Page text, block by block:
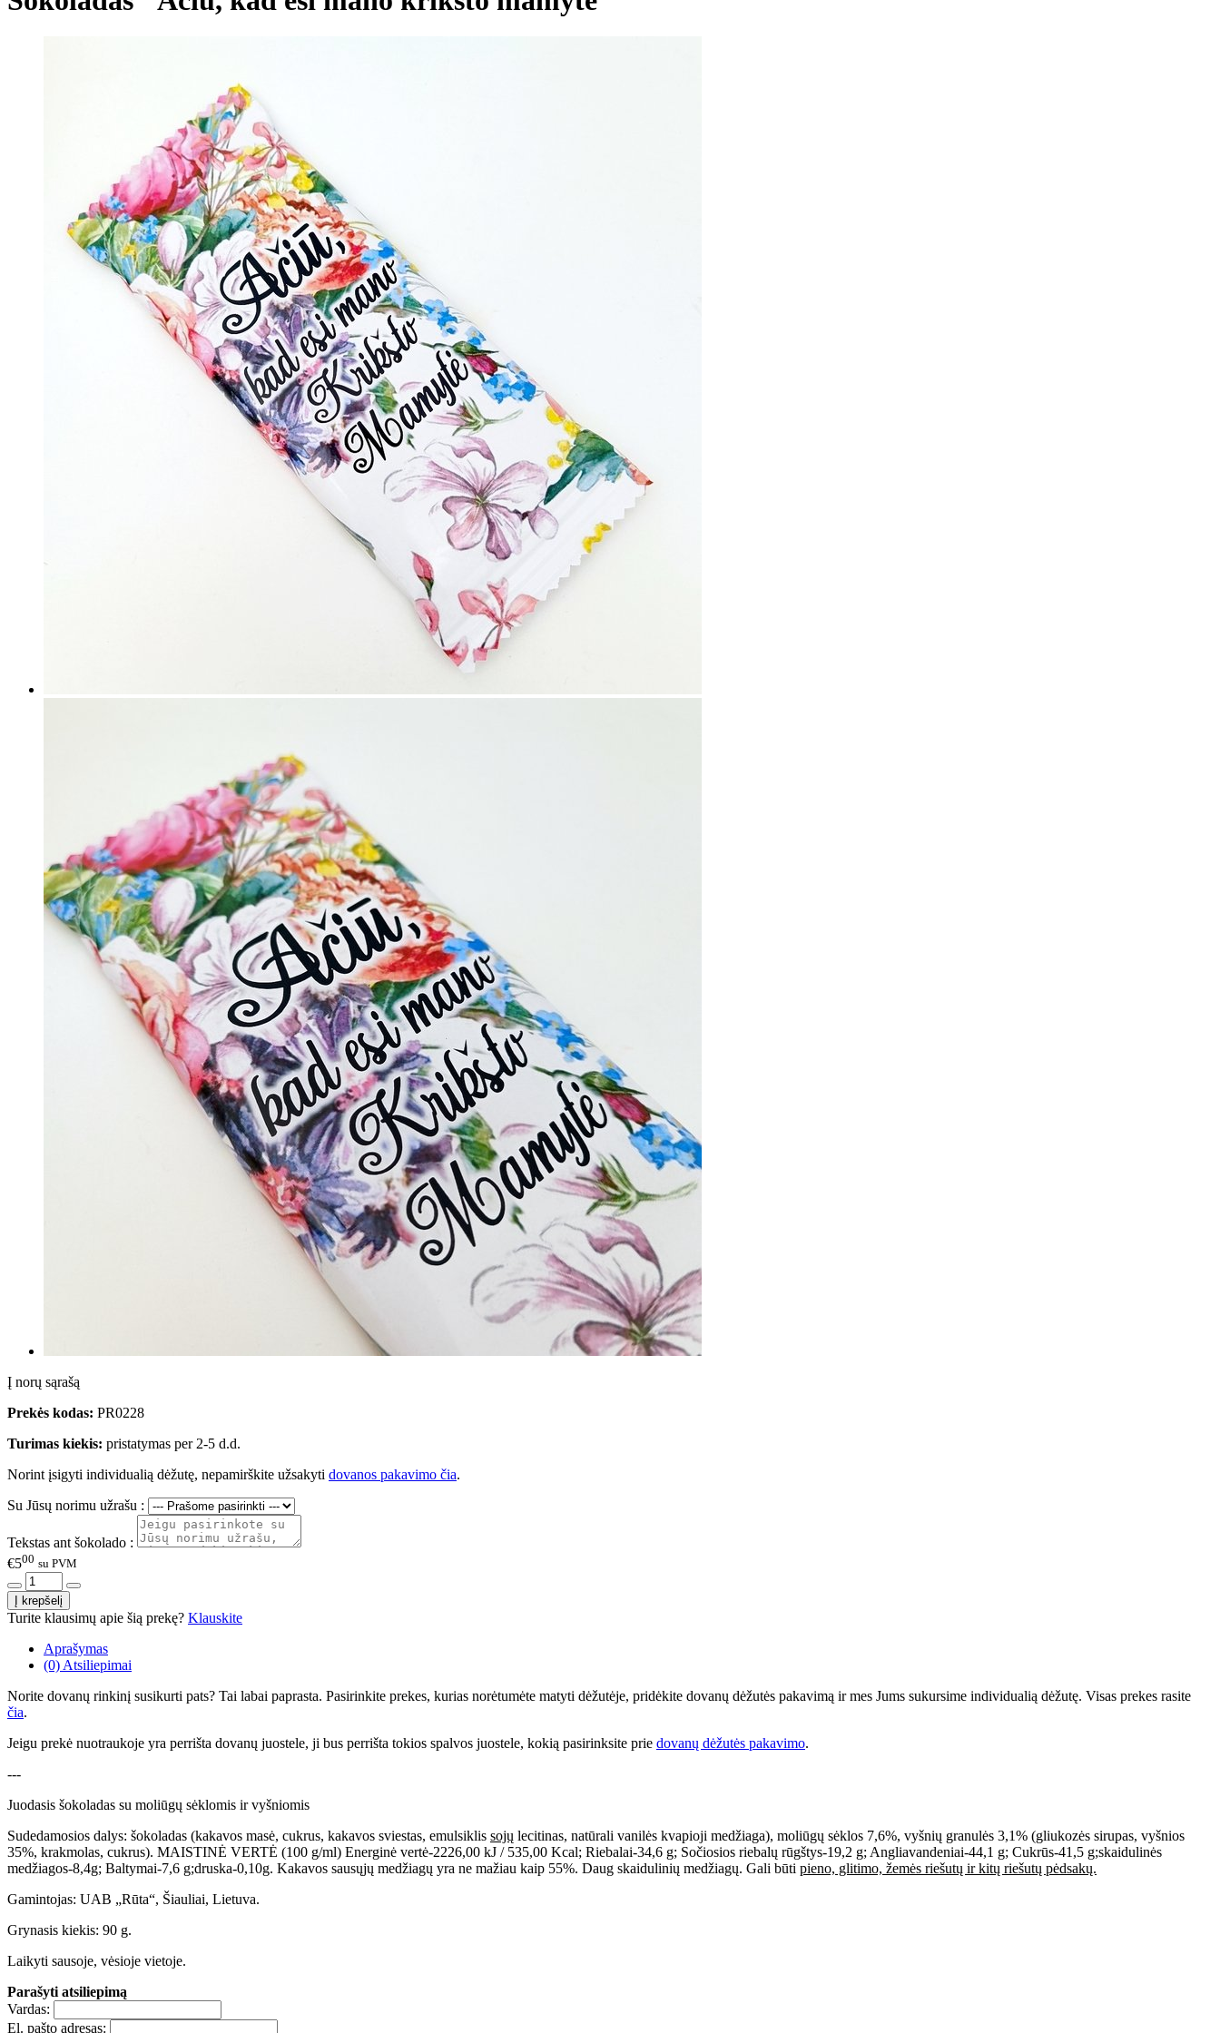
Į norų sąrašą
Prekės kodas: PR0228
Turimas kiekis: pristatymas per 2-5 d.d.
Norint įsigyti individualią dėžutę, nepamirškite užsakyti dovanos pakavimo čia.
Su Jūsų norimu užrašu :
Tekstas ant šokolado :
€500 su PVM
Turite klausimų apie šią prekę? Klauskite
Aprašymas
(0) Atsiliepimai
Norite dovanų rinkinį susikurti pats? Tai labai paprasta. Pasirinkite prekes, kurias norėtumėte matyti dėžutėje, pridėkite dovanų dėžutės pakavimą ir mes Jums sukursime individualią dėžutę. Visas prekes rasite
čia.
Jeigu prekė nuotraukoje yra perrišta dovanų juostele, ji bus perrišta tokios spalvos juostele, kokią pasirinksite prie dovanų dėžutės pakavimo.
---
Juodasis šokoladas su moliūgų sėklomis ir vyšniomis
Sudedamosios dalys: šokoladas (kakavos masė, cukrus, kakavos sviestas, emulsiklis sojų lecitinas, natūrali vanilės kvapioji medžiaga), moliūgų sėklos 7,6%, vyšnių granulės 3,1% (gliukozės sirupas, vyšnios
35%, krakmolas, cukrus). MAISTINĖ VERTĖ (100 g/ml) Energinė vertė-2226,00 kJ / 535,00 Kcal; Riebalai-34,6 g; Sočiosios riebalų rūgštys-19,2 g; Angliavandeniai-44,1 g; Cukrūs-41,5 g;skaidulinės
medžiagos-8,4g; Baltymai-7,6 g;druska-0,10g. Kakavos sausųjų medžiagų yra ne mažiau kaip 55%. Daug skaidulinių medžiagų. Gali būti pieno, glitimo, žemės riešutų ir kitų riešutų pėdsakų.
Gamintojas: UAB „Rūta“, Šiauliai, Lietuva.
Grynasis kiekis: 90 g.
Laikyti sausoje, vėsioje vietoje.
Parašyti atsiliepimą
Vardas:
El. pašto adresas: